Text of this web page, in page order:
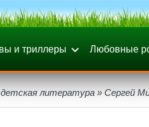
и триллеры Любовные
литература » Сергей